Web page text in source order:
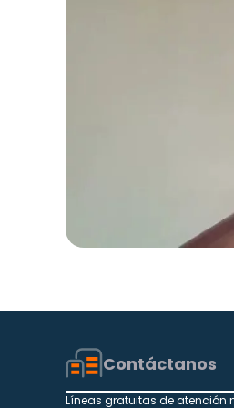
Contáctanos
Líneas gratuitas de atención